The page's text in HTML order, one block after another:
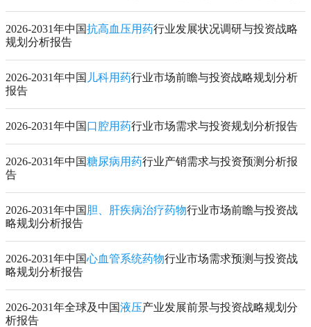
2026-2031年中国抗高血压用药行业发展状况调研与投资战略
规划分析报告
2026-2031年中国 儿科用药行业市场前瞻与投资战略规划分析
报告
2026-2031年中国 口腔用药行业市场需求与投资规划分析报告
2026-2031年中国糖尿病用药行业产销需求与投资预测分析报
告
2026-2031年中国 胆、肝疾病治疗药物行业市场前瞻与投资战
略规划分析报告
2026-2031年中国心血管系统药物行业市场需求预测与投资战
略规划分析报告
2026-2031年全球及中国液压产业发展前景与投资战略规划分
析报告